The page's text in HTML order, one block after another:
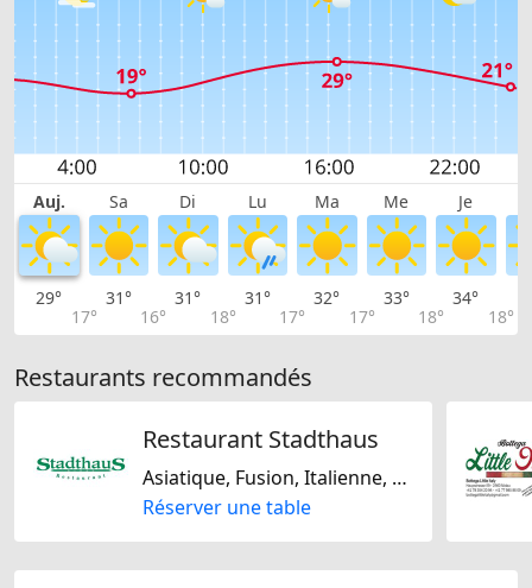
Auj. Sa Di Lu Ma Me Je
29°
17°
31°
16°
31°
18°
31°
17°
32°
17°
33°
18°
34°
18°
Restaurants recommandés
Restaurant Stadthaus
Asiatique, Fusion, Italienne, De saison
Réserver une table